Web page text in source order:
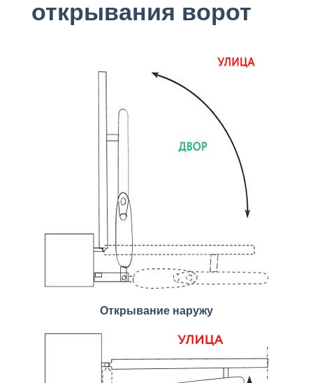
открывания ворот
Открывание наружу